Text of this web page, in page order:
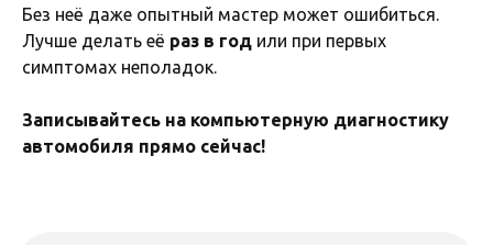
Без неё даже опытный мастер может ошибиться.
Лучше делать её раз в год или при первых
симптомах неполадок.
Записывайтесь на компьютерную диагностику
автомобиля прямо сейчас!